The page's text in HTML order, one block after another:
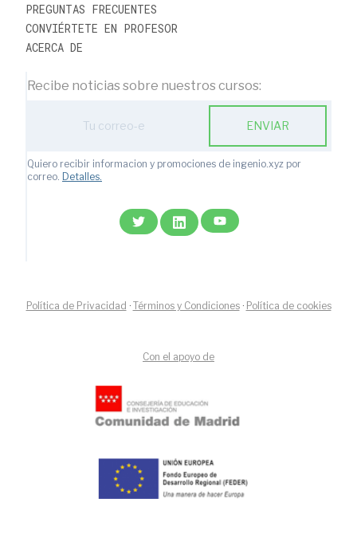
PREGUNTAS FRECUENTES
CONVIÉRTETE EN PROFESOR
ACERCA DE
Recibe noticias sobre nuestros cursos:
ENVIAR
Quiero recibir informacion y promociones de ingenio.xyz por
correo. Detalles.
Política de Privacidad · Términos y Condiciones· Política de cookies
Con el apoyo de